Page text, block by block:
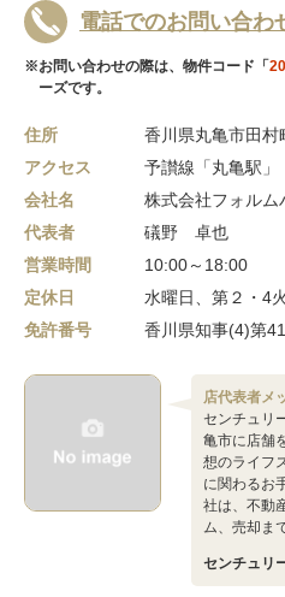
電話でのお問い合わ
※お問い合わせの際は、物件コード「
ーズです。
住所
香川県丸亀市田村
アクセス
予讃線「丸亀駅」
会社名
株式会社フォルム
代表者
礒野 卓也
営業時間
10:00～18:00
定休日
水曜日、第２・4
免許番号
香川県知事(4)第
店代表者メ
センチュリ
亀市に店舗
想のライフ
に関わるお
社は、不動
ム、売却ま
センチュ